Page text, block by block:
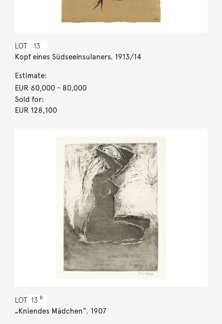
LOT 13
Kopf eines Südseeinsulaners. 1913/14
Estimate:
EUR 60,000- 80,000
Sold for:
EUR 128,100
LOT 13 R
„Kniendes Mädchen“. 1907